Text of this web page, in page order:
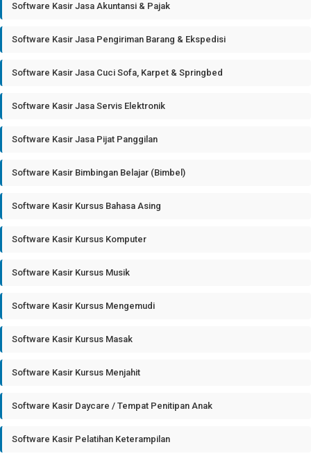
Software Kasir Jasa Akuntansi & Pajak
Software Kasir Jasa Pengiriman Barang & Ekspedisi
Software Kasir Jasa Cuci Sofa, Karpet & Springbed
Software Kasir Jasa Servis Elektronik
Software Kasir Jasa Pijat Panggilan
Software Kasir Bimbingan Belajar (Bimbel)
Software Kasir Kursus Bahasa Asing
Software Kasir Kursus Komputer
Software Kasir Kursus Musik
Software Kasir Kursus Mengemudi
Software Kasir Kursus Masak
Software Kasir Kursus Menjahit
Software Kasir Daycare / Tempat Penitipan Anak
Software Kasir Pelatihan Keterampilan